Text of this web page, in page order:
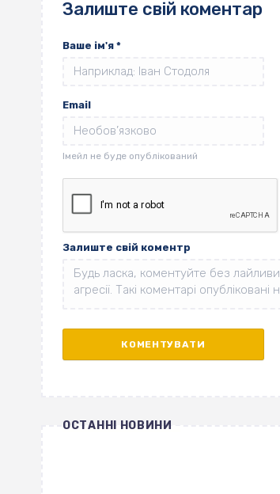
Залиште свій коментар
Ваше ім'я *
Email
Залиште свій коментр
ОСТАННІ НОВИНИ